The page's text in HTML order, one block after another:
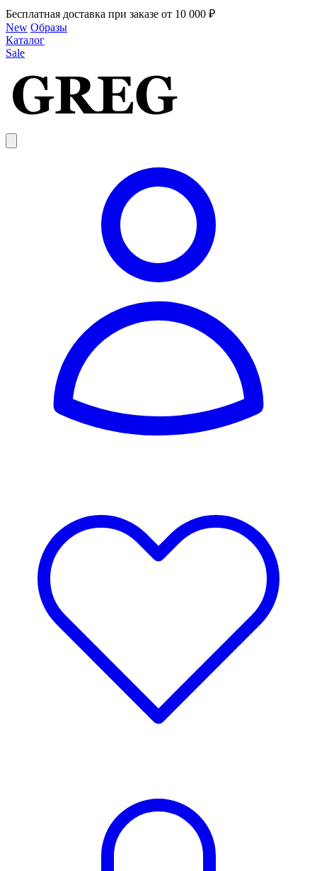
Бесплатная доставка при заказе от 10 000 ₽
New Образы
Каталог
Sale